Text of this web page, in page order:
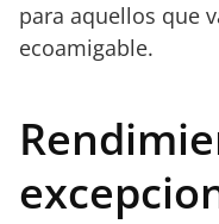
para aquellos que
ecoamigable.